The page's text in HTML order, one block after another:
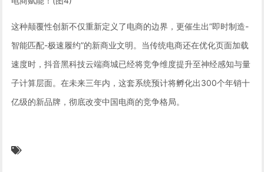
这种颠覆性创新不仅重新定义了电商的边界，更催生出”即时制造-
智能匹配-极速履约”的新商业文明。当传统电商还在优化页面加载
速度时，抖音黑科技云端商城已经将竞争维度提升至神经感知与量
子计算层面。在未来三年内，这套系统预计将孵化出300个年销十
亿级的新品牌，彻底改变中国电商的竞争格局。